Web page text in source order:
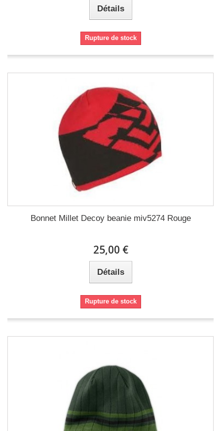
Détails
Rupture de stock
Bonnet Millet Decoy beanie miv5274 Rouge
25,00 €
Détails
Rupture de stock